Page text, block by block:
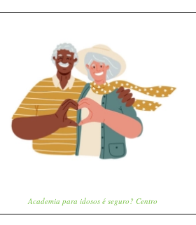
Academia para idosos é seguro? Centro